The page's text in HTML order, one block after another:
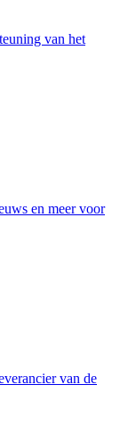
van het
en meer voor
van de